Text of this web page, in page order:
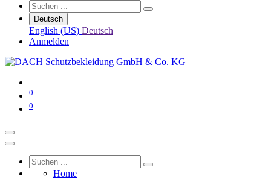
Deutsch
English (US) Deutsch
Anmelden
0
0
Home